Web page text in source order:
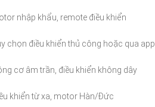
nhập khẩu, remote điều khiển
chọn điều khiển thủ công hoặc qua app
cơ âm trần, điều khiển không dây
khiển từ xa, motor Hàn/Đức